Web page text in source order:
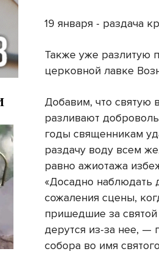
19 января - раздача
Также уже разлитую
церковной лавке
Добавим, что святую
разливают
годы священникам
раздачу воду всем
равно ажиотажа
«Досадно наблюдать
сожаления сцены,
пришедшие за
дерутся из-за нее, —
собора во имя